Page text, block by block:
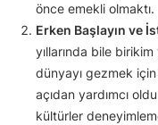
önce emekli olmaktı.
Erken Başlayın ve
yıllarında bile
dünyayı gezmek
açıdan yardımcı
kültürler